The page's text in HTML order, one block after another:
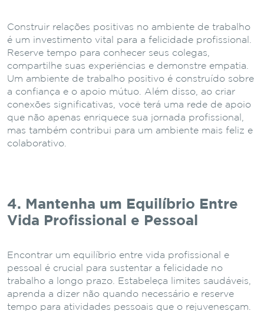
Construir relações positivas no ambiente de trabalho
é um investimento vital para a felicidade profissional.
Reserve tempo para conhecer seus colegas,
compartilhe suas experiências e demonstre empatia.
Um ambiente de trabalho positivo é construído sobre
a confiança e o apoio mútuo. Além disso, ao criar
conexões significativas, você terá uma rede de apoio
que não apenas enriquece sua jornada profissional,
mas também contribui para um ambiente mais feliz e
colaborativo.
4. Mantenha um Equilíbrio Entre
Vida Profissional e Pessoal
Encontrar um equilíbrio entre vida profissional e
pessoal é crucial para sustentar a felicidade no
trabalho a longo prazo. Estabeleça limites saudáveis,
aprenda a dizer não quando necessário e reserve
tempo para atividades pessoais que o rejuvenesçam.